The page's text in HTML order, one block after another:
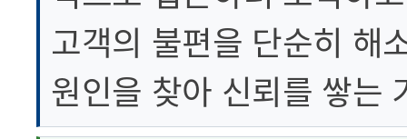
고객의 불편을 단순히 해
원인을 찾아 신뢰를 쌓는